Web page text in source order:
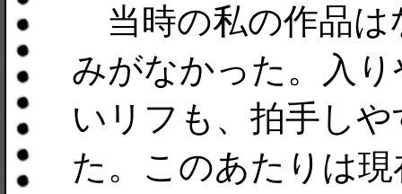
当時の私の作品は
みがなかった。入
いリフも、拍手し
た。このあたりは